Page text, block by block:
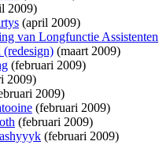
2009)
(april 2009)
van Longfunctie Assistenten
(redesign) (maart 2009)
(februari 2009)
2009)
2009)
(februari 2009)
(februari 2009)
(februari 2009)